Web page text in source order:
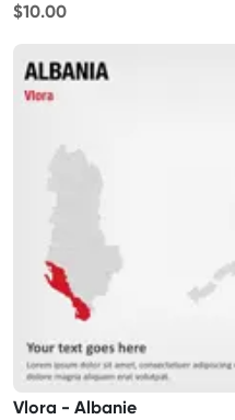
$10.00
Vlora - Albanie